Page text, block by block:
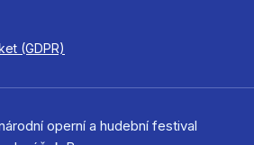
(GDPR)
operní a hudební festival